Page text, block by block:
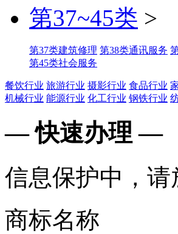
第37~45类 >
第37类建筑修理 第38类通讯服务
第45类社会服务
餐饮行业 旅游行业 摄影行业 食品行业
机械行业 能源行业 化工行业 钢铁行业
— 快速办理 —
信息保护中，请
商标名称